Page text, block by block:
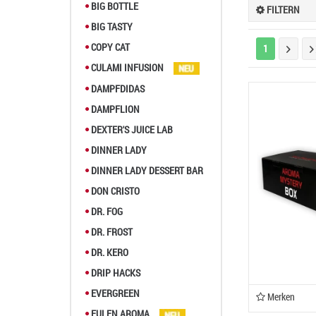
BIG BOTTLE
BIG TASTY
COPY CAT
CULAMI INFUSION
DAMPFDIDAS
DAMPFLION
DEXTER'S JUICE LAB
DINNER LADY
DINNER LADY DESSERT BAR
DON CRISTO
DR. FOG
DR. FROST
DR. KERO
DRIP HACKS
EVERGREEN
Das
Man
Das
FILTERN
1
Merken